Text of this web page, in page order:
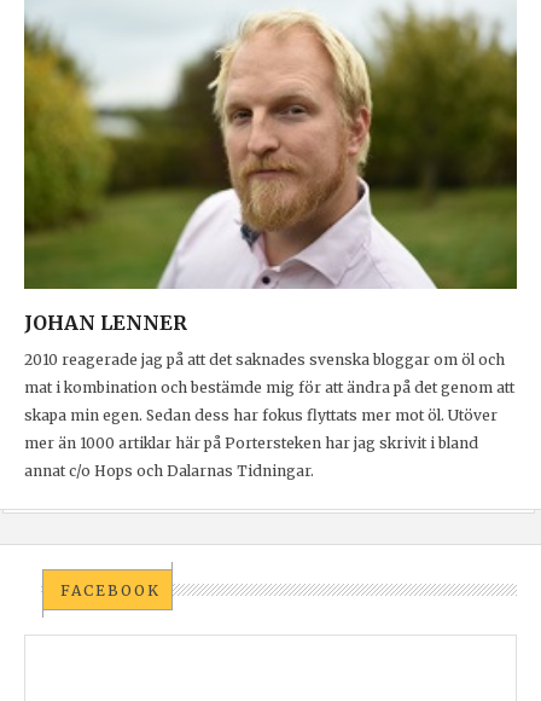
JOHAN LENNER
2010 reagerade jag på att det saknades svenska bloggar om öl och
mat i kombination och bestämde mig för att ändra på det genom att
skapa min egen. Sedan dess har fokus flyttats mer mot öl. Utöver
mer än 1000 artiklar här på Portersteken har jag skrivit i bland
annat c/o Hops och Dalarnas Tidningar.
FACEBOOK